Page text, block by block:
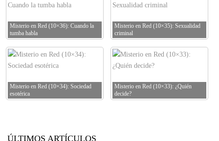
Misterio en Red (10×36): Cuando la
tumba habla
Misterio en Red (10×35): Sexualidad
criminal
Misterio en Red (10×34): Sociedad
esotérica
Misterio en Red (10×33): ¿Quién
decide?
ÚLTIMOS ARTÍCULOS